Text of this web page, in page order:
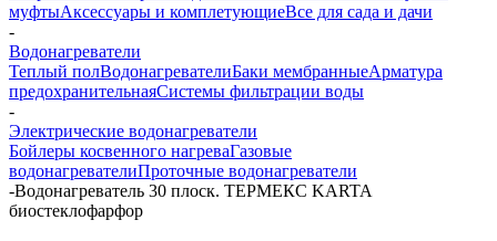
муфтыАксессуары и комплетующиеВсе для сада и дачи
-
Водонагреватели
Теплый полВодонагревателиБаки мембранныеАрматура
предохранительнаяСистемы фильтрации воды
-
Электрические водонагреватели
Бойлеры косвенного нагреваГазовые
водонагревателиПроточные водонагреватели
-Водонагреватель 30 плоск. ТЕРМЕКС KARTA
биостеклофарфор